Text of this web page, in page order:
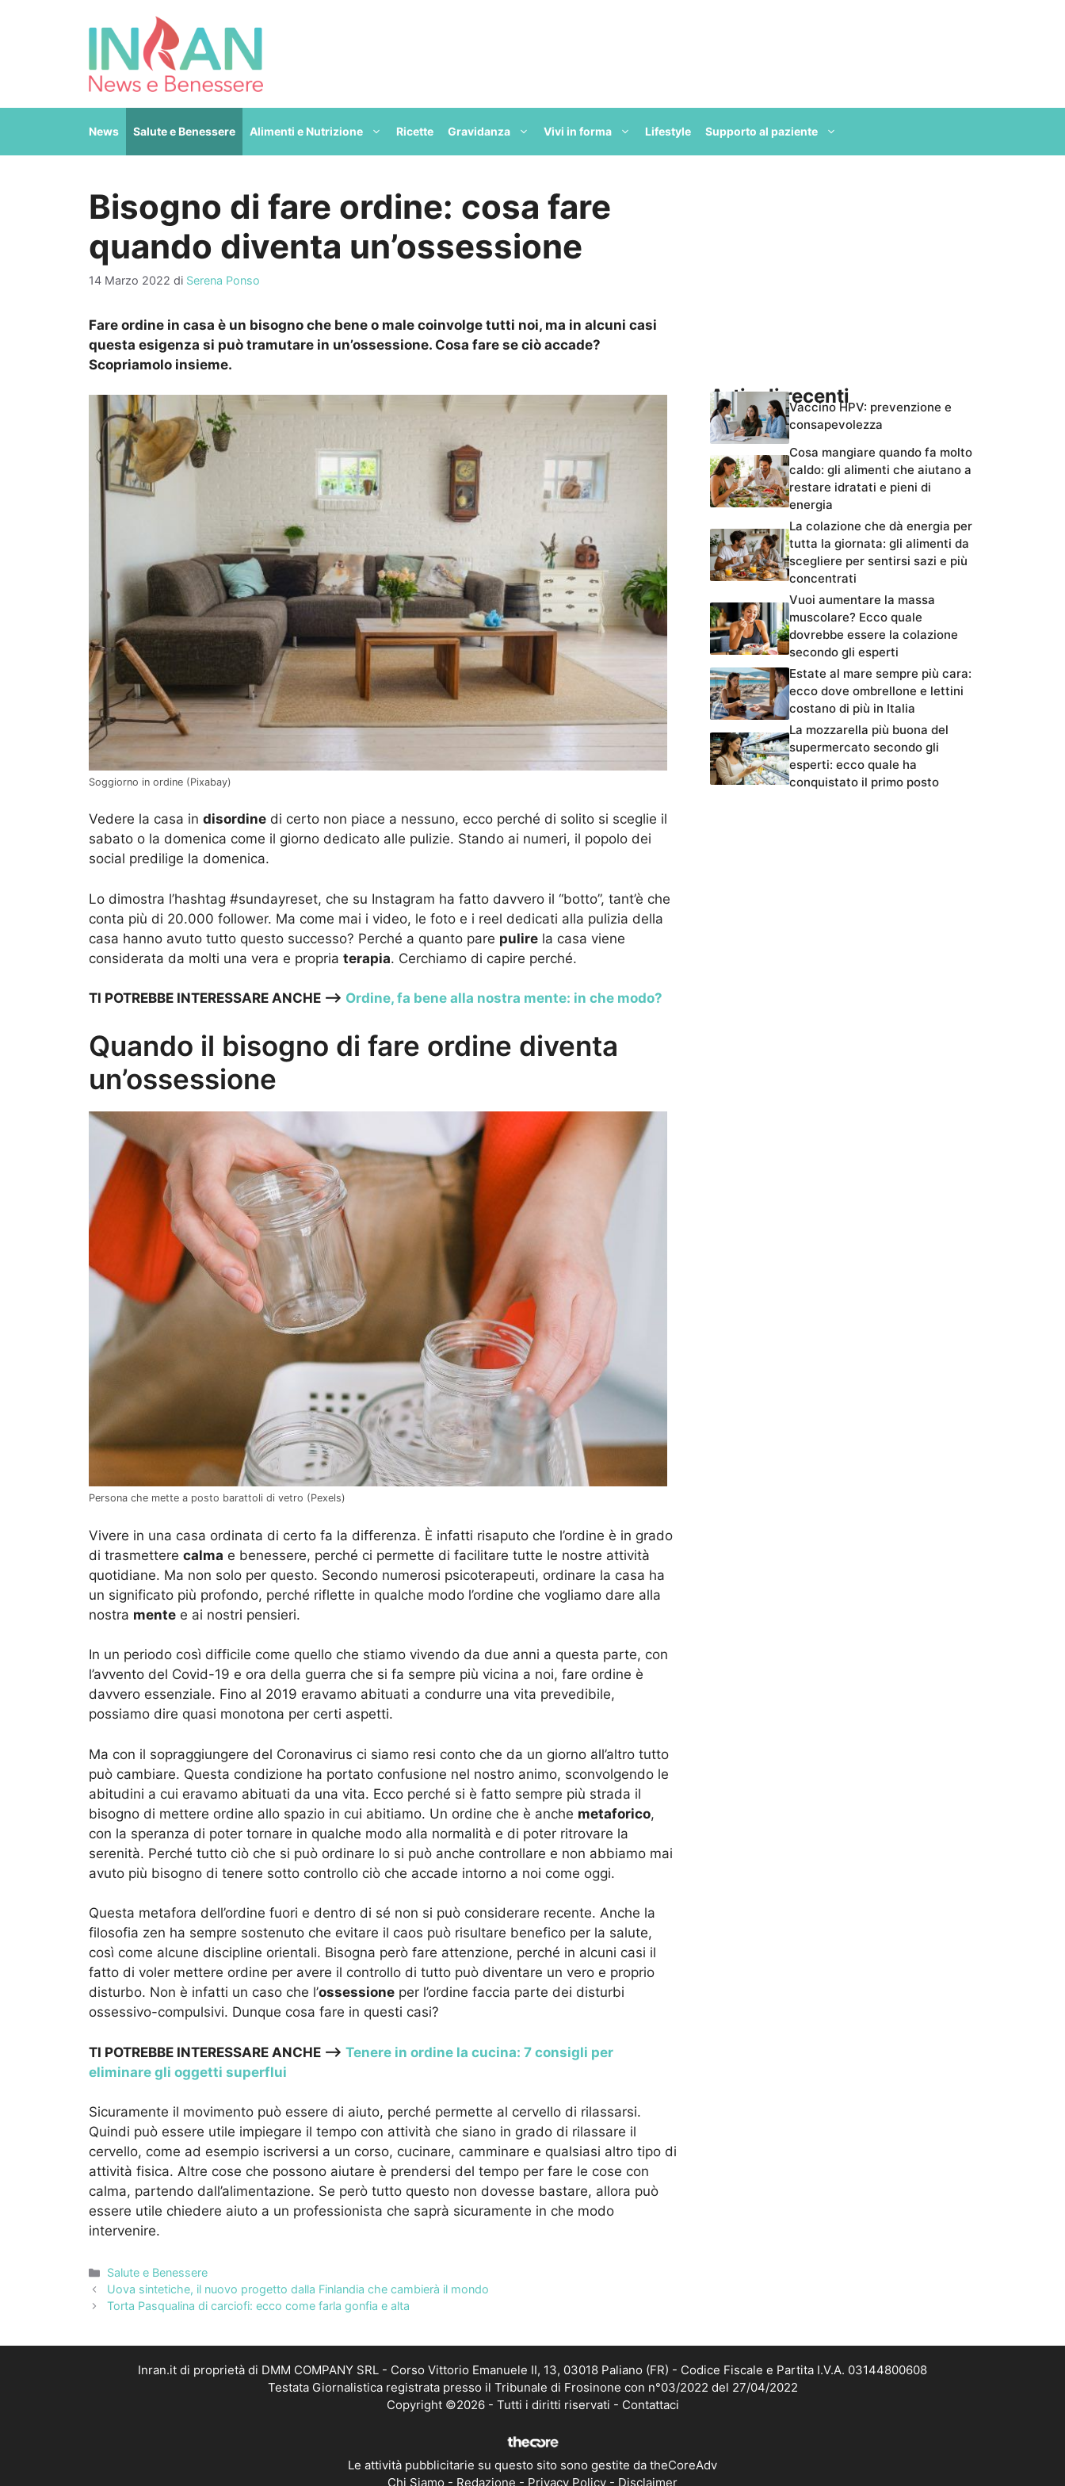
News Salute e Benessere Alimenti e Nutrizione Ricette Gravidanza Vivi in forma Lifestyle Supporto al paziente
Bisogno di fare ordine: cosa fare
quando diventa un’ossessione
14 Marzo 2022 di Serena Ponso
Fare ordine in casa è un bisogno che bene o male coinvolge tutti noi, ma in alcuni casi
questa esigenza si può tramutare in un’ossessione. Cosa fare se ciò accade?
Scopriamolo insieme.
Soggiorno in ordine (Pixabay)
Vedere la casa in disordine di certo non piace a nessuno, ecco perché di solito si sceglie il
sabato o la domenica come il giorno dedicato alle pulizie. Stando ai numeri, il popolo dei
social predilige la domenica.
Lo dimostra l’hashtag #sundayreset, che su Instagram ha fatto davvero il “botto”, tant’è che
conta più di 20.000 follower. Ma come mai i video, le foto e i reel dedicati alla pulizia della
casa hanno avuto tutto questo successo? Perché a quanto pare pulire la casa viene
considerata da molti una vera e propria terapia. Cerchiamo di capire perché.
TI POTREBBE INTERESSARE ANCHE —> Ordine, fa bene alla nostra mente: in che modo?
Quando il bisogno di fare ordine diventa
un’ossessione
Persona che mette a posto barattoli di vetro (Pexels)
Vivere in una casa ordinata di certo fa la differenza. È infatti risaputo che l’ordine è in grado
di trasmettere calma e benessere, perché ci permette di facilitare tutte le nostre attività
quotidiane. Ma non solo per questo. Secondo numerosi psicoterapeuti, ordinare la casa ha
un significato più profondo, perché riflette in qualche modo l’ordine che vogliamo dare alla
nostra mente e ai nostri pensieri.
In un periodo così difficile come quello che stiamo vivendo da due anni a questa parte, con
l’avvento del Covid-19 e ora della guerra che si fa sempre più vicina a noi, fare ordine è
davvero essenziale. Fino al 2019 eravamo abituati a condurre una vita prevedibile,
possiamo dire quasi monotona per certi aspetti.
Ma con il sopraggiungere del Coronavirus ci siamo resi conto che da un giorno all’altro tutto
può cambiare. Questa condizione ha portato confusione nel nostro animo, sconvolgendo le
abitudini a cui eravamo abituati da una vita. Ecco perché si è fatto sempre più strada il
bisogno di mettere ordine allo spazio in cui abitiamo. Un ordine che è anche metaforico,
con la speranza di poter tornare in qualche modo alla normalità e di poter ritrovare la
serenità. Perché tutto ciò che si può ordinare lo si può anche controllare e non abbiamo mai
avuto più bisogno di tenere sotto controllo ciò che accade intorno a noi come oggi.
Questa metafora dell’ordine fuori e dentro di sé non si può considerare recente. Anche la
filosofia zen ha sempre sostenuto che evitare il caos può risultare benefico per la salute,
così come alcune discipline orientali. Bisogna però fare attenzione, perché in alcuni casi il
fatto di voler mettere ordine per avere il controllo di tutto può diventare un vero e proprio
disturbo. Non è infatti un caso che l’ossessione per l’ordine faccia parte dei disturbi
ossessivo-compulsivi. Dunque cosa fare in questi casi?
TI POTREBBE INTERESSARE ANCHE —> Tenere in ordine la cucina: 7 consigli per
eliminare gli oggetti superflui
Sicuramente il movimento può essere di aiuto, perché permette al cervello di rilassarsi.
Quindi può essere utile impiegare il tempo con attività che siano in grado di rilassare il
cervello, come ad esempio iscriversi a un corso, cucinare, camminare e qualsiasi altro tipo di
attività fisica. Altre cose che possono aiutare è prendersi del tempo per fare le cose con
calma, partendo dall’alimentazione. Se però tutto questo non dovesse bastare, allora può
essere utile chiedere aiuto a un professionista che saprà sicuramente in che modo
intervenire.
Categorie
Salute e Benessere
Uova sintetiche, il nuovo progetto dalla Finlandia che cambierà il mondo
Torta Pasqualina di carciofi: ecco come farla gonfia e alta
Articoli recentiVaccino HPV: prevenzione e
consapevolezza
Cosa mangiare quando fa molto
caldo: gli alimenti che aiutano a
restare idratati e pieni di
energia
La colazione che dà energia per
tutta la giornata: gli alimenti da
scegliere per sentirsi sazi e più
concentrati
Vuoi aumentare la massa
muscolare? Ecco quale
dovrebbe essere la colazione
secondo gli esperti
Estate al mare sempre più cara:
ecco dove ombrellone e lettini
costano di più in Italia
La mozzarella più buona del
supermercato secondo gli
esperti: ecco quale ha
conquistato il primo posto
Inran.it di proprietà di DMM COMPANY SRL - Corso Vittorio Emanuele II, 13, 03018 Paliano (FR) - Codice Fiscale e Partita I.V.A. 03144800608
Testata Giornalistica registrata presso il Tribunale di Frosinone con n°03/2022 del 27/04/2022
Copyright ©2026 - Tutti i diritti riservati - Contattaci
Le attività pubblicitarie su questo sito sono gestite da theCoreAdv
Chi Siamo - Redazione - Privacy Policy - Disclaimer